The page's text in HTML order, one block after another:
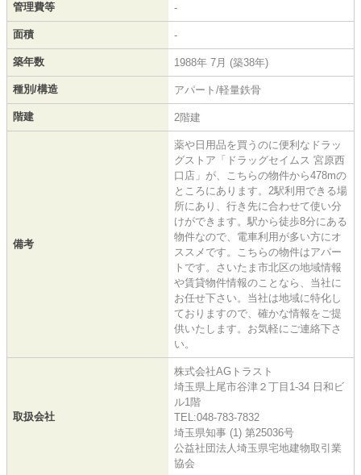
管理費等 -
面積 -
築年数 1988年 7月 (築38年)
種別/構造 アパート/軽量鉄骨
階建 2階建
備考
薬や日用品を買うのに便利なドラッ
グストア「ドラッグセイムス 宮原西
口店」が、こちらの物件から478mの
ところにあります。2駅利用できる場
所にあり、行き先に合わせて使い分
けができます。駅から徒歩8分にある
物件なので、電車利用が多い方にオ
ススメです。こちらの物件はアパー
トです。さいたま市北区の地域情報
や賃貸物件情報のことなら、当社に
お任せ下さい。当社は地域に特化し
ておりますので、確かな情報をご提
供いたします。お気軽にご連絡下さ
い。
取扱会社
株式会社AGトラスト
埼玉県上尾市谷津２丁目1-34 日和ビ
ル1階
TEL:048-783-7832
埼玉県知事 (1) 第25036号
公益社団法人埼玉県宅地建物取引業
協会